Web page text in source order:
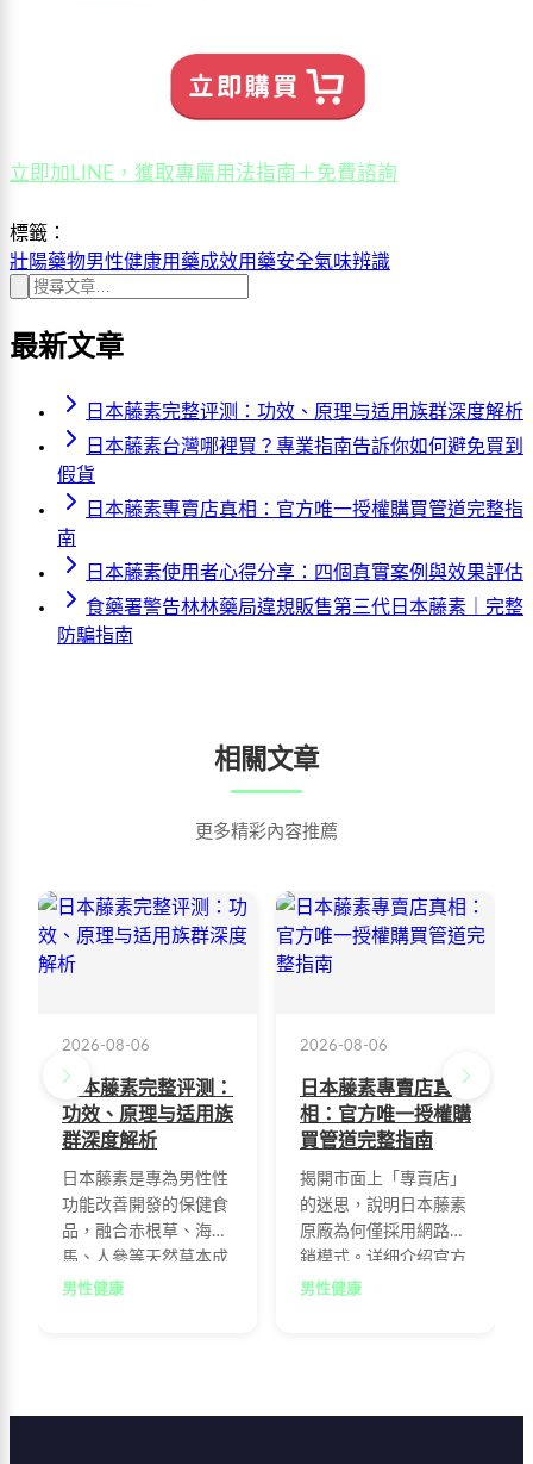
立即加LINE，獲取專屬用法指南＋免費諮詢
標籤：
壯陽藥物男性健康用藥成效用藥安全氣味辨識
最新文章
日本藤素完整评测：功效、原理与适用族群深度解析
日本藤素台灣哪裡買？專業指南告訴你如何避免買到
假貨
日本藤素專賣店真相：官方唯一授權購買管道完整指
南
日本藤素使用者心得分享：四個真實案例與效果評估
食藥署警告林林藥局違規販售第三代日本藤素｜完整
防騙指南
相關文章
更多精彩內容推薦
2026-08-06
日本藤素完整评测：
功效、原理与适用族
群深度解析
日本藤素是專為男性性
功能改善開發的保健食
品，融合赤根草、海
馬、人參等天然草本成
分。本文深入解析藤素
體。詳細說明其作用原
男性健康
2026-08-06
日本藤素專賣店真
相：官方唯一授權購
買管道完整指南
揭開市面上「專賣店」
的迷思，說明日本藤素
原廠為何僅採用網路直
銷模式。详细介绍官方
網站特色、購物流程及
費權益。
男性健康